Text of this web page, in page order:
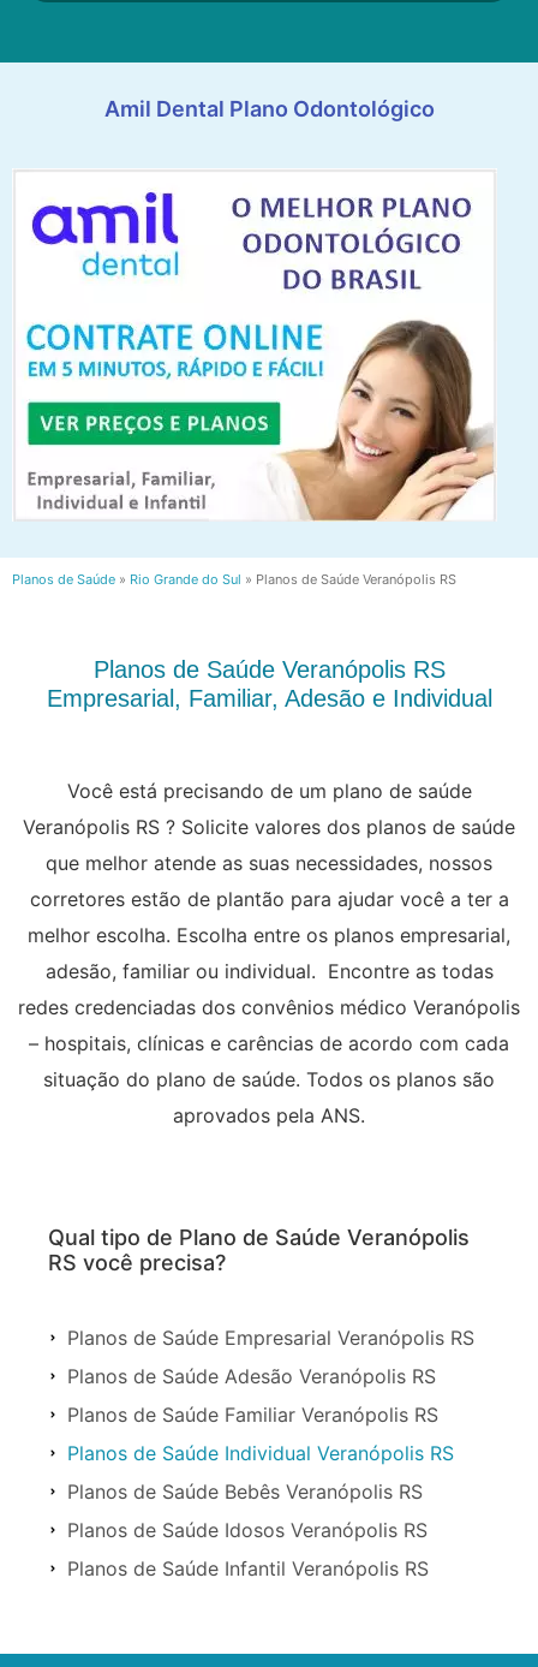
Amil Dental Plano Odontológico
Planos de Saúde » Rio Grande do Sul » Planos de Saúde Veranópolis RS
Planos de Saúde Veranópolis RS
Empresarial, Familiar, Adesão e Individual
Você está precisando de um plano de saúde
Veranópolis RS ? Solicite valores dos planos de saúde
que melhor atende as suas necessidades, nossos
corretores estão de plantão para ajudar você a ter a
melhor escolha. Escolha entre os planos empresarial,
adesão, familiar ou individual. Encontre as todas
redes credenciadas dos convênios médico Veranópolis
– hospitais, clínicas e carências de acordo com cada
situação do plano de saúde. Todos os planos são
aprovados pela ANS.
Qual tipo de Plano de Saúde Veranópolis
RS você precisa?
Planos de Saúde Empresarial Veranópolis RS
Planos de Saúde Adesão Veranópolis RS
Planos de Saúde Familiar Veranópolis RS
Planos de Saúde Individual Veranópolis RS
Planos de Saúde Bebês Veranópolis RS
Planos de Saúde Idosos Veranópolis RS
Planos de Saúde Infantil Veranópolis RS